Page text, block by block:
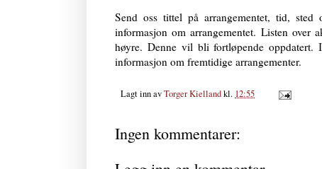
Send oss tittel på arrangementet, tid,
informasjon om arrangementet. Listen
høyre. Denne vil bli fortløpende
informasjon om fremtidige arrangementer.
Lagt inn avTorger Kiellandkl. 12:55
Ingen kommentarer: